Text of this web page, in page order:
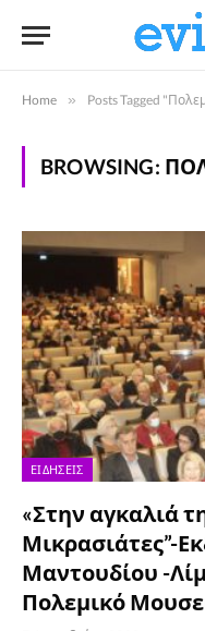
Home » Posts Tagged
BROWSING:
ΕΙΔΉΣΕΙΣ
«Στην αγκαλιά
Μικρασιάτες”-
Μαντουδίου -
Πολεμικό